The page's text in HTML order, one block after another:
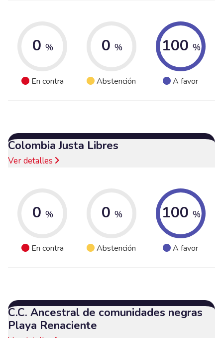
0 %
En contra
0 %
Abstención
100 %
A favor
Colombia Justa Libres
Ver detalles
0 %
En contra
0 %
Abstención
100 %
A favor
C.C. Ancestral de comunidades negras
Playa Renaciente